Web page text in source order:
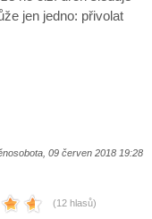
jen jedno: přivolat
09 červen 2018 19:28
(12 hlasů)